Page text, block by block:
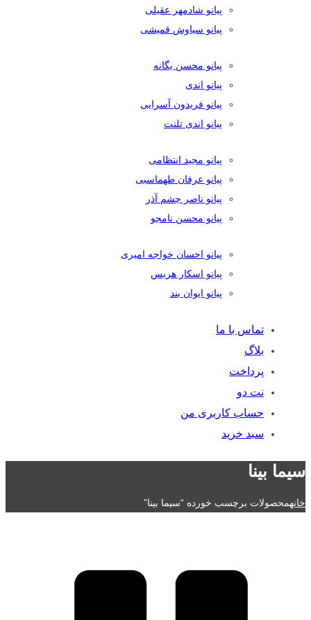
پیانو شادمهر عقیلی
پیانو سیاوش قمیشی
پیانو محسن یگانه
پیانو اندی
پیانو فریدون آسرایی
پیانو اندی تلنت
پیانو مجید انتظامی
پیانو عرفان طهماسبی
پیانو ناصر چشم آذر
پیانو محسن نامجو
پیانو احسان خواجه امیری
پیانو اسکار هریس
پیانو ایوان بند
تماس با ما
بلاگ
پرداخت
نت دو
حساب کاربری من
سبد خرید
سیما بینا
خانهمحصولات برچسب خورده “سیما بینا”